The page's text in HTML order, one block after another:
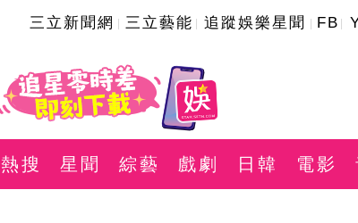
三立新聞網 三立藝能 追蹤娛樂星聞 FB
熱搜 星聞 綜藝 戲劇 日韓 電影